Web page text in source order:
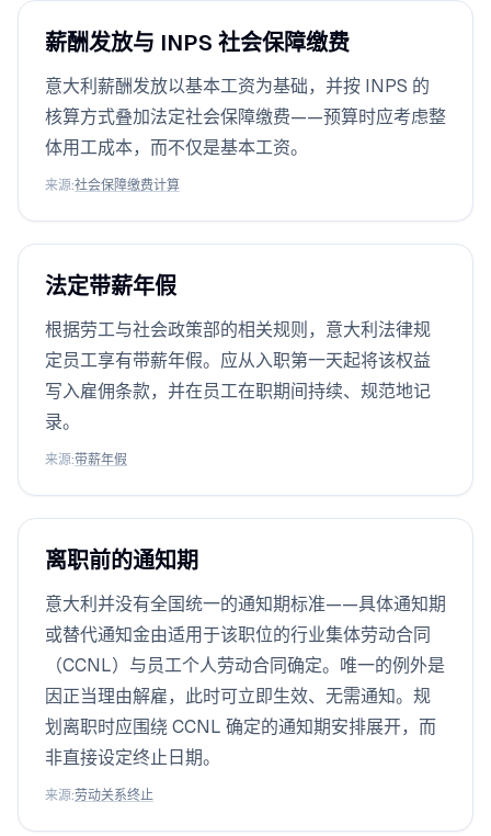
薪酬发放与 INPS 社会保障缴费
意大利薪酬发放以基本工资为基础，并按 INPS 的
核算方式叠加法定社会保障缴费——预算时应考虑整
体用工成本，而不仅是基本工资。
来源:社会保障缴费计算
法定带薪年假
根据劳工与社会政策部的相关规则，意大利法律规
定员工享有带薪年假。应从入职第一天起将该权益
写入雇佣条款，并在员工在职期间持续、规范地记
录。
来源:带薪年假
离职前的通知期
意大利并没有全国统一的通知期标准——具体通知期
或替代通知金由适用于该职位的行业集体劳动合同
（CCNL）与员工个人劳动合同确定。唯一的例外是
因正当理由解雇，此时可立即生效、无需通知。规
划离职时应围绕 CCNL 确定的通知期安排展开，而
非直接设定终止日期。
来源:劳动关系终止